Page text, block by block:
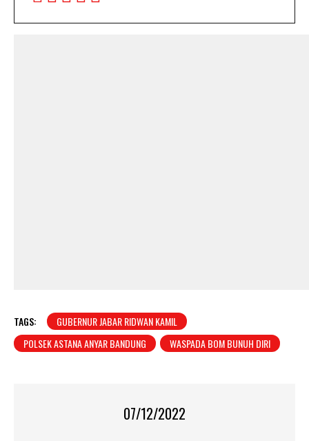
TAGS:
GUBERNUR JABAR RIDWAN KAMIL
POLSEK ASTANA ANYAR BANDUNG
WASPADA BOM BUNUH DIRI
07/12/2022